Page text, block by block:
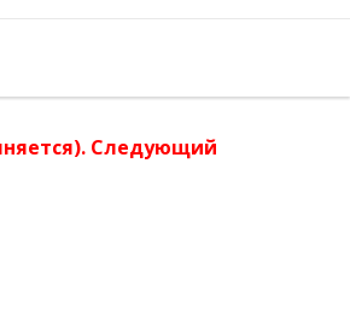
Следующий